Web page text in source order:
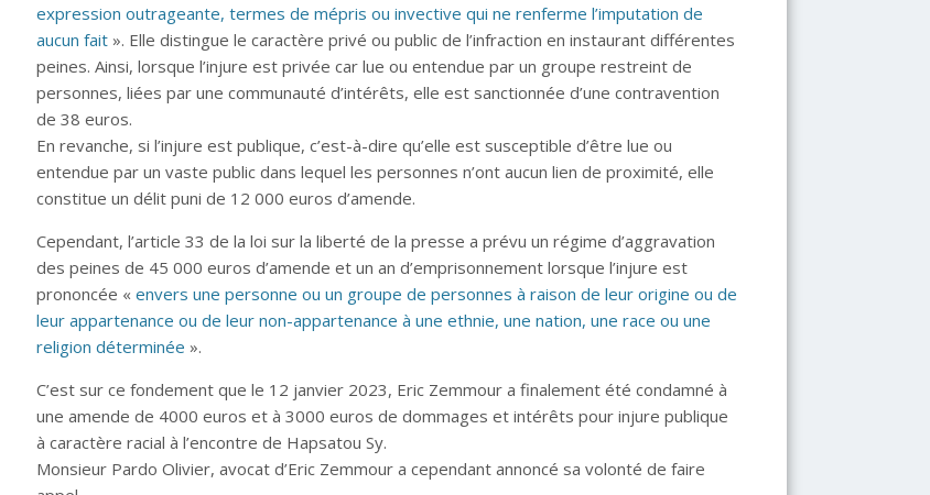
expression outrageante, termes de mépris ou invective qui ne renferme l’imputation de
aucun fait ». Elle distingue le caractère privé ou public de l’infraction en instaurant différentes
peines. Ainsi, lorsque l’injure est privée car lue ou entendue par un groupe restreint de
personnes, liées par une communauté d’intérêts, elle est sanctionnée d’une contravention
de 38 euros.
En revanche, si l’injure est publique, c’est-à-dire qu’elle est susceptible d’être lue ou
entendue par un vaste public dans lequel les personnes n’ont aucun lien de proximité, elle
constitue un délit puni de 12 000 euros d’amende.
Cependant, l’article 33 de la loi sur la liberté de la presse a prévu un régime d’aggravation
des peines de 45 000 euros d’amende et un an d’emprisonnement lorsque l’injure est
prononcée « envers une personne ou un groupe de personnes à raison de leur origine ou de
leur appartenance ou de leur non-appartenance à une ethnie, une nation, une race ou une
religion déterminée ».
C’est sur ce fondement que le 12 janvier 2023, Eric Zemmour a finalement été condamné à
une amende de 4000 euros et à 3000 euros de dommages et intérêts pour injure publique
à caractère racial à l’encontre de Hapsatou Sy.
Monsieur Pardo Olivier, avocat d’Eric Zemmour a cependant annoncé sa volonté de faire